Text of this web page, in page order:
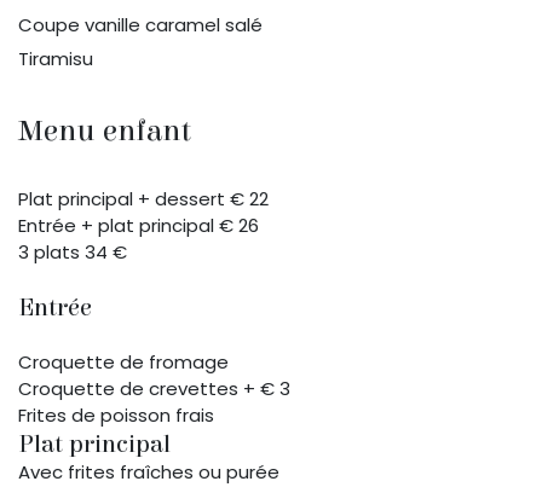
Coupe vanille caramel salé
Tiramisu
Menu enfant
Plat principal + dessert € 22
Entrée + plat principal € 26
3 plats 34 €
Entrée
Croquette de fromage
Croquette de crevettes + € 3
Frites de poisson frais
Plat principal
Avec frites fraîches ou purée